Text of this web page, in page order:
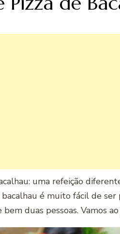
uma refeição
bacalhau é muito fácil de
duas pessoas. Vamos ao